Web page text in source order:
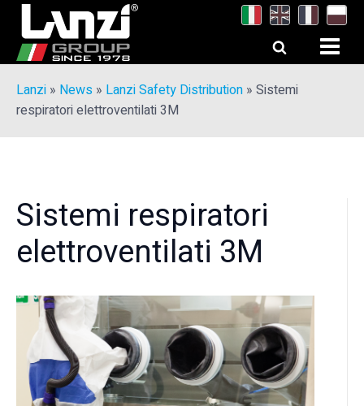
Lanzi » News » Lanzi Safety Distribution » Sistemi
respiratori elettroventilati 3M
Sistemi respiratori
elettroventilati 3M